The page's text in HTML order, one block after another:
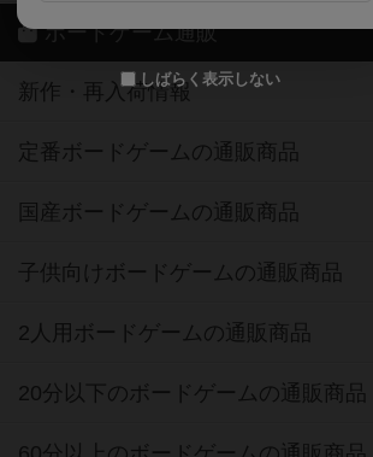
しばらく表示しない
ボードゲーム通販
新作・再入荷情報
定番ボードゲームの通販商品
国産ボードゲームの通販商品
子供向けボードゲームの通販商品
2人用ボードゲームの通販商品
20分以下のボードゲームの通販商品